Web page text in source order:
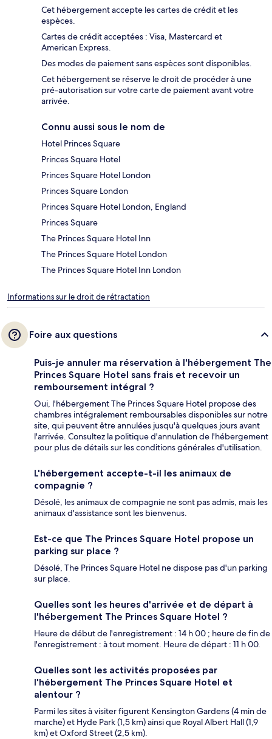
Cet hébergement accepte les cartes de crédit et les
espèces.
Cartes de crédit acceptées : Visa, Mastercard et
American Express.
Des modes de paiement sans espèces sont disponibles.
Cet hébergement se réserve le droit de procéder à une
pré-autorisation sur votre carte de paiement avant votre
arrivée.
Connu aussi sous le nom de
Hotel Princes Square
Princes Square Hotel
Princes Square Hotel London
Princes Square London
Princes Square Hotel London, England
Princes Square
The Princes Square Hotel Inn
The Princes Square Hotel London
The Princes Square Hotel Inn London
Informations sur le droit de rétractation
Foire aux questions
Puis-je annuler ma réservation à l'hébergement The
Princes Square Hotel sans frais et recevoir un
remboursement intégral ?
Oui, l'hébergement The Princes Square Hotel propose des
chambres intégralement remboursables disponibles sur notre
site, qui peuvent être annulées jusqu'à quelques jours avant
l'arrivée. Consultez la politique d'annulation de l'hébergement
pour plus de détails sur les conditions générales d'utilisation.
L'hébergement accepte-t-il les animaux de
compagnie ?
Désolé, les animaux de compagnie ne sont pas admis, mais les
animaux d'assistance sont les bienvenus.
Est-ce que The Princes Square Hotel propose un
parking sur place ?
Désolé, The Princes Square Hotel ne dispose pas d'un parking
sur place.
Quelles sont les heures d'arrivée et de départ à
l'hébergement The Princes Square Hotel ?
Heure de début de l'enregistrement : 14 h 00 ; heure de fin de
l'enregistrement : à tout moment. Heure de départ : 11 h 00.
Quelles sont les activités proposées par
l'hébergement The Princes Square Hotel et
alentour ?
Parmi les sites à visiter figurent Kensington Gardens (4 min de
marche) et Hyde Park (1,5 km) ainsi que Royal Albert Hall (1,9
km) et Oxford Street (2,5 km).